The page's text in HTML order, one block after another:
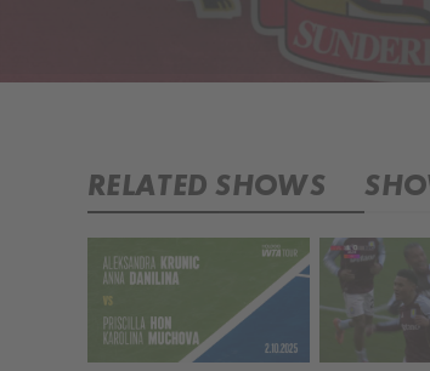
RELATED SHOWS